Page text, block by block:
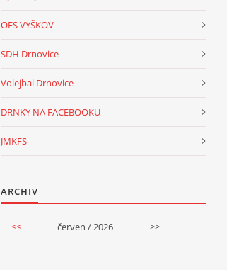
OFS VYŠKOV
SDH Drnovice
Volejbal Drnovice
DRNKY NA FACEBOOKU
JMKFS
ARCHIV
<< červen / 2026 >>